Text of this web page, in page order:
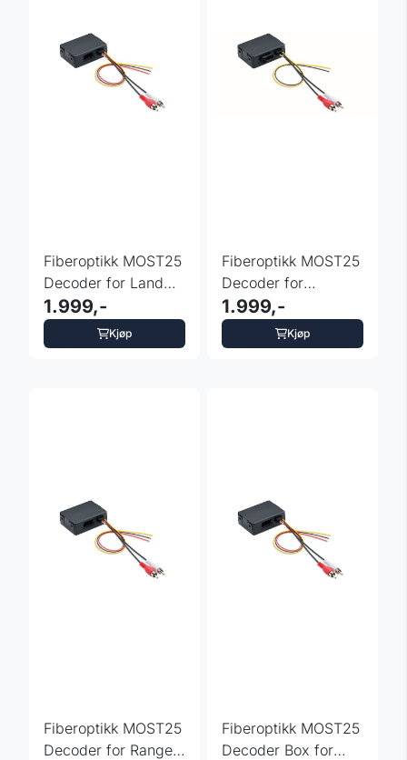
Fiberoptikk MOST25
Decoder for Land
Rover Discovery 3
og 4
1.999,-
Kjøp
Fiberoptikk MOST25
Decoder for
Mercedes S-Klasse
W211
1.999,-
Kjøp
Fiberoptikk MOST25
Decoder for Range
Fiberoptikk MOST25
Decoder Box for